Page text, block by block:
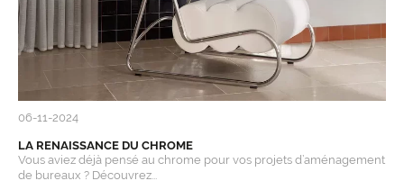
06-11-2024
LA RENAISSANCE DU CHROME
Vous aviez déjà pensé au chrome pour vos projets d’aménagement
de bureaux ? Découvrez...